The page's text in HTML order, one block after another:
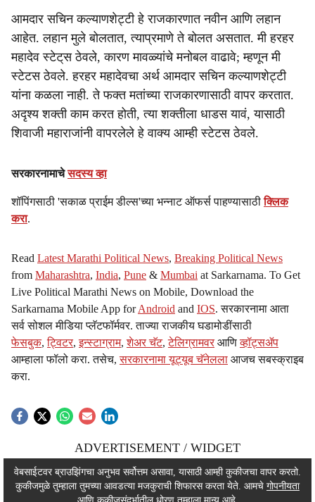
आमदार सचिन कल्याणशेट्टी हे राजकारणात नवीन आणि लहान
आहेत. लहान मुले बोलतात, त्याप्रमाणे ते बोलत असतात. मी हरहर
महादेव स्टेट्‌स ठेवले, कारण मावळ्यांचे मनोबल वाढावे; म्हणून मी
स्टेटस ठेवले. हरहर महादेवचा अर्थ आमदार सचिन कल्याणशेट्टी
यांना कळला नाही. ते फक्त मतांच्या राजकारणासाठी वापर करतात.
अदृश्य शक्ती काम करत होती, त्या शक्तीला धाडस यावं, यासाठी
शिवाजी महाराजांनी वापरलेले हे वाक्य आम्ही स्टेटस ठेवले.
सरकारनामाचेसदस्य व्हा
शॉपिंगसाठी 'सकाळ प्राईम डील्स'च्या भन्नाट ऑफर्स पाहण्यासाठीक्लिक
करा.
Read Latest Marathi Political News, Breaking Political News
from Maharashtra, India, Pune & Mumbai at Sarkarnama. To Get
Live Political Marathi News on Mobile, Download the
Sarkarnama Mobile App forAndroid and IOS. सरकारनामा आता
सर्व सोशल मीडिया प्लॅटफॉर्मवर. ताज्या राजकीय घडामोडींसाठी
फेसबुक,ट्विटर,इन्स्टाग्राम,शेअर चॅट,टेलिग्रामवर आणिव्हॉट्सॲप
आम्हाला फॉलो करा. तसेच,सरकारनामा यूट्यूब चॅनेलला आजच सबस्क्राइब
करा.
ADVERTISEMENT / WIDGET
ADVERTISEMENT / WIDGET
ADVERTISEMENT / WIDGET
वेबसाईटवर ब्राउझिंगचा अनुभव सर्वोत्तम असावा, यासाठी आम्ही कुकीजचा वापर करतो.
कुकीजमुळे तुम्हाला तुमच्या आवडत्या मजकुराची शिफारस करता येते. आमचे गोपनीयता